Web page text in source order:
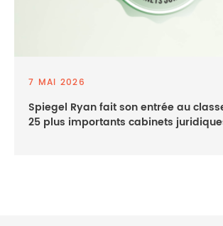
7 MAI 2026
Spiegel Ryan fait son entrée au
25 plus importants cabinets